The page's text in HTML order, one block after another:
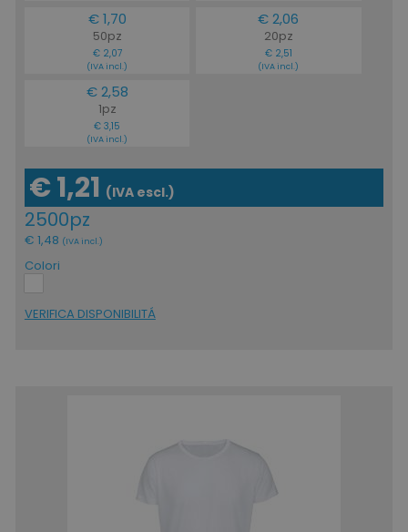
€ 1,70
50pz
€ 2,07
(IVA incl.)
€ 2,06
20pz
€ 2,51
(IVA incl.)
€ 2,58
1pz
€ 3,15
(IVA incl.)
€ 1,21 (IVA escl.)
2500pz
€ 1,48 (IVA incl.)
Colori
VERIFICA DISPONIBILITÁ